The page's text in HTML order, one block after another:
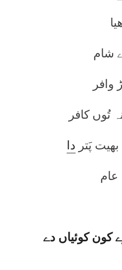
شام
وافر
تُوں کافر
پَتر دا
عام
کون کوئیاں دے